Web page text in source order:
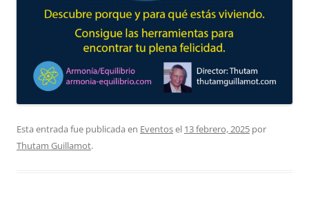
Esta entrada fue publicada en Eventosel 13 febrero, 2025 por
Thutam Guillamot.